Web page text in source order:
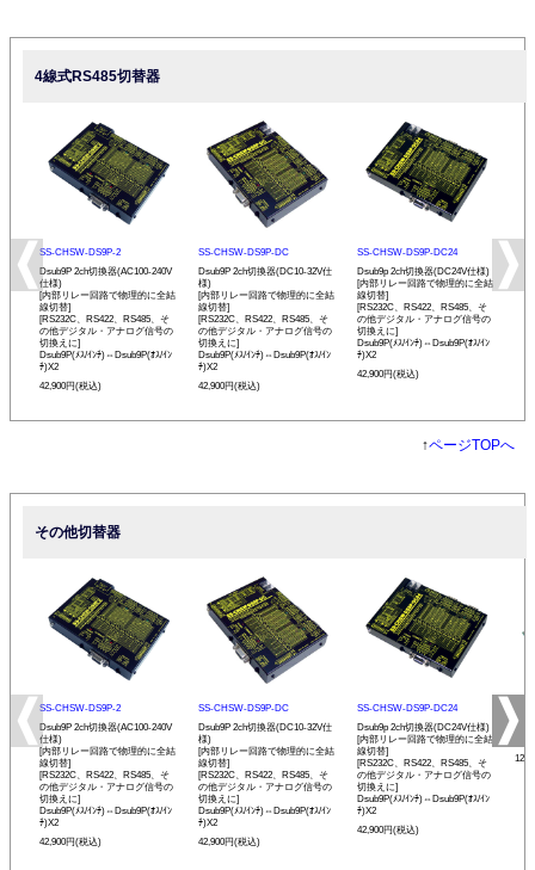
4線式RS485切替器
SS-CHSW-DS9P-2
Dsub9P 2ch切換器(AC100-240V
仕様)
[内部リレー回路で物理的に全結
線切替]
[RS232C、RS422、RS485、そ
の他デジタル・アナログ信号の
切換えに]
Dsub9P(ﾒｽ/ｲﾝﾁ)⇔Dsub9P(ｵｽ/ｲﾝ
ﾁ)X2
42,900円(税込)
SS-CHSW-DS9P-DC
Dsub9P 2ch切換器(DC10-32V仕
様)
[内部リレー回路で物理的に全結
線切替]
[RS232C、RS422、RS485、そ
の他デジタル・アナログ信号の
切換えに]
Dsub9P(ﾒｽ/ｲﾝﾁ)⇔Dsub9P(ｵｽ/ｲﾝ
ﾁ)X2
42,900円(税込)
SS-CHSW-DS9P-DC24
Dsub9p 2ch切換器(DC24V仕様)
[内部リレー回路で物理的に全結
線切替]
[RS232C、RS422、RS485、そ
の他デジタル・アナログ信号の
切換えに]
Dsub9P(ﾒｽ/ｲﾝﾁ)⇔Dsub9P(ｵｽ/ｲﾝ
ﾁ)X2
42,900円(税込)
↑ページTOPへ
その他切替器
SS-CHSW-DS9P-2
Dsub9P 2ch切換器(AC100-240V
仕様)
[内部リレー回路で物理的に全結
線切替]
[RS232C、RS422、RS485、そ
の他デジタル・アナログ信号の
切換えに]
Dsub9P(ﾒｽ/ｲﾝﾁ)⇔Dsub9P(ｵｽ/ｲﾝ
ﾁ)X2
42,900円(税込)
SS-CHSW-DS9P-DC
Dsub9P 2ch切換器(DC10-32V仕
様)
[内部リレー回路で物理的に全結
線切替]
[RS232C、RS422、RS485、そ
の他デジタル・アナログ信号の
切換えに]
Dsub9P(ﾒｽ/ｲﾝﾁ)⇔Dsub9P(ｵｽ/ｲﾝ
ﾁ)X2
42,900円(税込)
SS-CHSW-DS9P-DC24
Dsub9p 2ch切換器(DC24V仕様)
[内部リレー回路で物理的に全結
線切替]
[RS232C、RS422、RS485、そ
の他デジタル・アナログ信号の
切換えに]
Dsub9P(ﾒｽ/ｲﾝﾁ)⇔Dsub9P(ｵｽ/ｲﾝ
ﾁ)X2
42,900円(税込)
4ポ